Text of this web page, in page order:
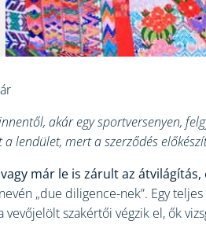
akár egy sportversenyen,
lendület, mert a szerződés
már le is zárult az
„due diligence-nek”. Egy
szakértői végzik el, ők